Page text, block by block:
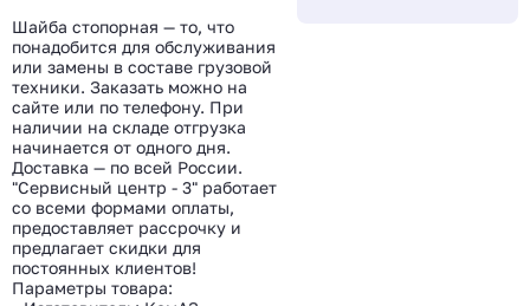
Шайба стопорная — то, что
понадобится для обслуживания
или замены в составе грузовой
техники. Заказать можно на
сайте или по телефону. При
наличии на складе отгрузка
начинается от одного дня.
Доставка — по всей России.
"Сервисный центр - 3" работает
со всеми формами оплаты,
предоставляет рассрочку и
предлагает скидки для
постоянных клиентов!
Параметры товара: